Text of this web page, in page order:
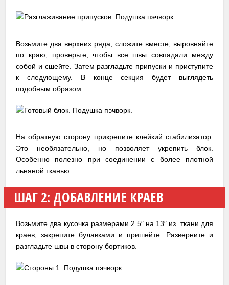
Возьмите два верхних ряда, сложите вместе, выровняйте
по краю, проверьте, чтобы все швы совпадали между
собой и сшейте. Затем разгладьте припуски и приступите
к следующему. В конце секция будет выглядеть
подобным образом:
На обратную сторону прикрепите клейкий стабилизатор.
Это необязательно, но позволяет укрепить блок.
Особенно полезно при соединении с более плотной
льняной тканью.
ШАГ 2: ДОБАВЛЕНИЕ КРАЕВ
Возьмите два кусочка размерами 2.5″ на 13″ из ткани для
краев, закрепите булавками и пришейте. Разверните и
разгладьте швы в сторону бортиков.